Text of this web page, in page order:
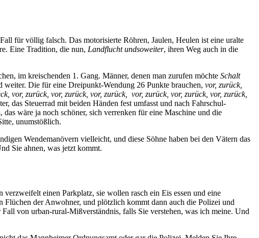
für völlig falsch. Das motorisierte Röhren, Jaulen, Heulen ist eine uralte
Eine Tradition, die nun, Landflucht undsoweiter, ihren Weg auch in die
im kreischenden 1. Gang. Männer, denen man zurufen möchte Schalt
weiter. Die für eine Dreipunkt-Wendung 26 Punkte brauchen, vor, zurück,
vor, zurück, vor, zurück, vor, zurück,
vor, zurück, vor, zurück, vor, zurück,
das Steuerrad mit beiden Händen fest umfasst und nach Fahrschul-
wäre ja noch schöner, sich verrenken für eine Maschine und die
unumstößlich.
Wendemanövern vielleicht, und diese Söhne haben bei den Vätern das
Sie ahnen, was jetzt kommt.
einen Parkplatz, sie wollen rasch ein Eis essen und eine
der Anwohner, und plötzlich kommt dann auch die Polizei und
von urban-rural-Mißverständnis, falls Sie verstehen, was ich meine. Und